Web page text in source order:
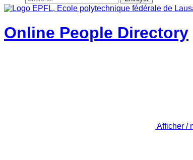
Online People Directory
Afficher /